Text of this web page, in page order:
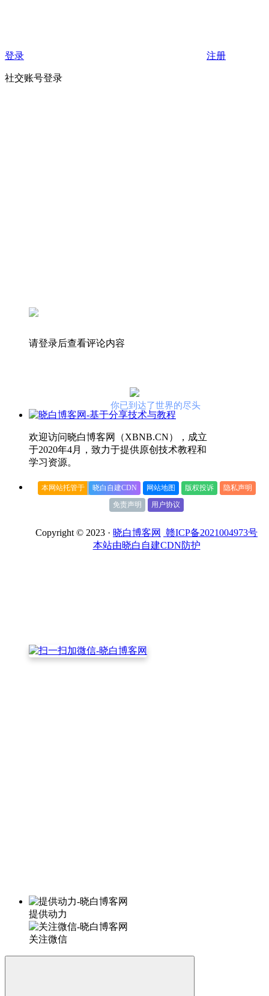
登录 注册
社交账号登录
请登录后查看评论内容
你已到达了世界的尽头
欢迎访问晓白博客网（XBNB.CN），成立
于2020年4月，致力于提供原创技术教程和
学习资源。
本网站托管于 晓白自建CDN 网站地图 版权投诉
隐私声明
免责声明
用户协议
Copyright © 2023 · 晓白博客网
赣ICP备2021004973号
本站由晓白自建CDN防护
提供动力
关注微信